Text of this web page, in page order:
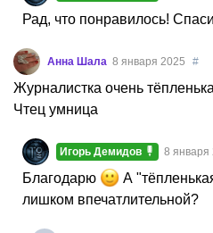
Рад, что понравилось!
Анна Шала 8 января 2025 #
Журналистка очень
Чтец умница
Игорь Демидов 8 января
Благодарю
А
лишком впечатлительной?